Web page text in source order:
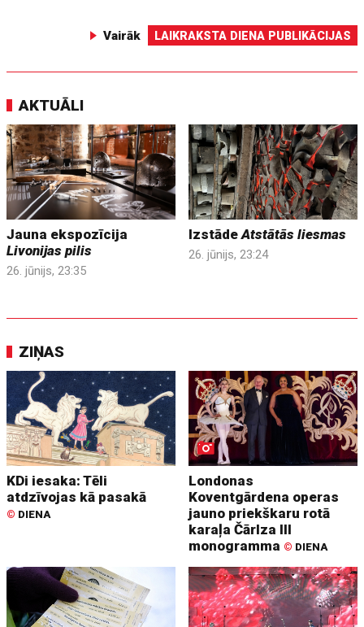
Vairāk LAIKRAKSTA DIENA PUBLIKĀCIJAS
AKTUĀLI
Jauna ekspozīcija
Livonijas pilis
26. jūnijs, 23:35
IzstādeAtstātās liesmas
26. jūnijs, 23:24
ZIŅAS
KDi iesaka: Tēli
atdzīvojas kā pasakā
© DIENA
Londonas
Koventgārdena operas
jauno priekškaru rotā
karaļa Čārlza III
monogramma © DIENA